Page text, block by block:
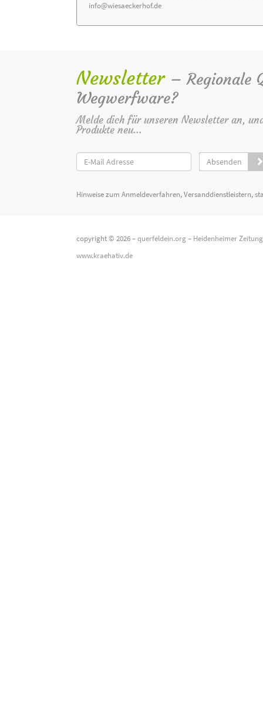
info@wiesaeckerhof.de
Newsletter – Regionale
Wegwerfware?
Melde dich für unseren Newsletter an,
Produkte neu...
Absenden
Hinweise zum Anmeldeverfahren, Versanddienstleistern,
copyright © 2026 –querfeldein.org– Heidenheimer
www.kraehativ.de